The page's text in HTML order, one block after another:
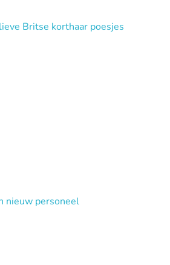
Britse korthaar poesjes
nieuw personeel